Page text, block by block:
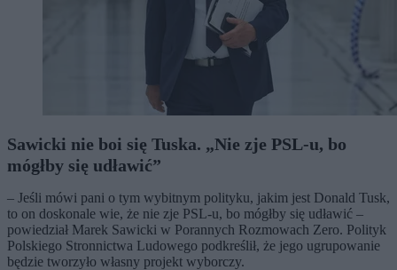
Sawicki nie boi się Tuska. „Nie zje PSL-u, bo
mógłby się udławić”
– Jeśli mówi pani o tym wybitnym polityku, jakim jest Donald Tusk,
to on doskonale wie, że nie zje PSL-u, bo mógłby się udławić –
powiedział Marek Sawicki w Porannych Rozmowach Zero. Polityk
Polskiego Stronnictwa Ludowego podkreślił, że jego ugrupowanie
będzie tworzyło własny projekt wyborczy.